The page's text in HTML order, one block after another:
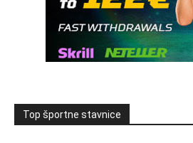
Top športne stavnice